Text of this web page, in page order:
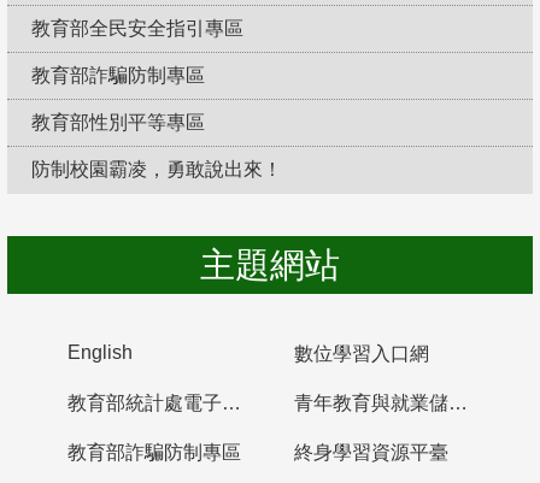
教育部全民安全指引專區
教育部詐騙防制專區
教育部性別平等專區
防制校園霸凌，勇敢說出來！
主題網站
English 數位學習入口網
教育部統計處電子書櫃 青年教育與就業儲蓄帳戶
教育部詐騙防制專區 終身學習資源平臺